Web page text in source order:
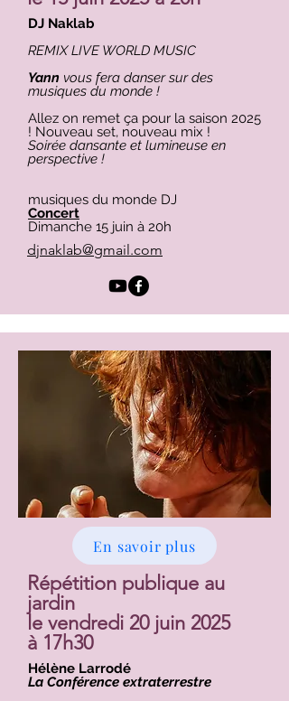
DJ Naklab
REMIX LIVE WORLD MUSIC
Yann vous fera danser sur des
musiques du monde !
Allez on remet ça pour la saison 2025
! Nouveau set, nouveau mix !
Soirée dansante et lumineuse en
perspective !
musiques du monde DJ
Concert
Dimanche 15 juin à 20h
djnaklab@gmail.com
En savoir plus
Répétition publique au
jardin
le vendredi 20 juin 2025
à 17h30
Hélène Larrodé
La Conférence extraterrestre